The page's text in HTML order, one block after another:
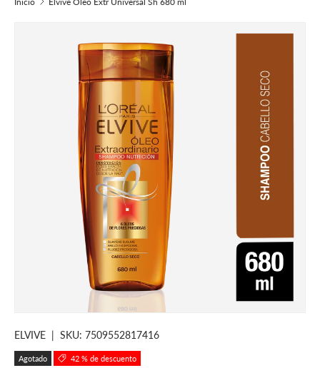
Ir directamente a la información del producto
ELVIVE | SKU: 7509552817416
Agotado 42 % de descuento